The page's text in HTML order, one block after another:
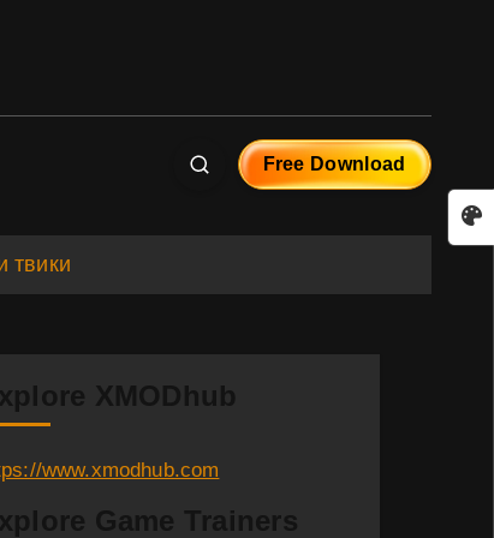
Free Download
твики
XMODhub
www.xmodhub.com
Game Trainers